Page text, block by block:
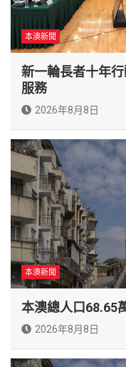
本澳新聞
新一輪長者十年
服務
2026年8月8日
本澳新聞
本澳總人口68.65
2026年8月8日